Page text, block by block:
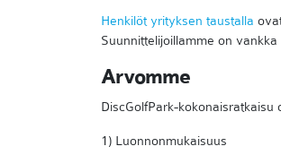
Henkilöt yrityksen taustalla
Suunnittelijoillamme on
Arvomme
DiscGolfPark-
1) Luonnonmukaisuus